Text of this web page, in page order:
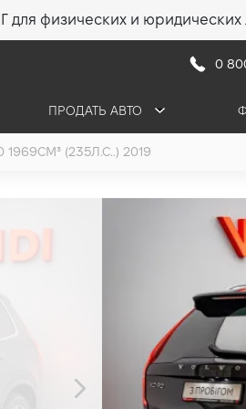
для физических и юридических
0
ПРОДАТЬ АВТО
1969СМ³ (235Л.С..) 2019
Volvo
2.0 (235
1 420 000